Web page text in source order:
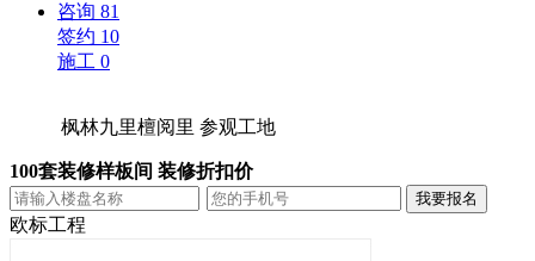
咨询 81
签约 10
施工 0
枫林九里檀阅里参观工地
100套装修样板间 装修折扣价
欧标工程